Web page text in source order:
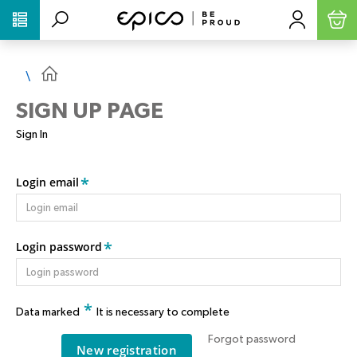
SIGN UP PAGE
Sign In
Login email*
Login password*
Data marked * It is necessary to complete
New registration
Forgot password